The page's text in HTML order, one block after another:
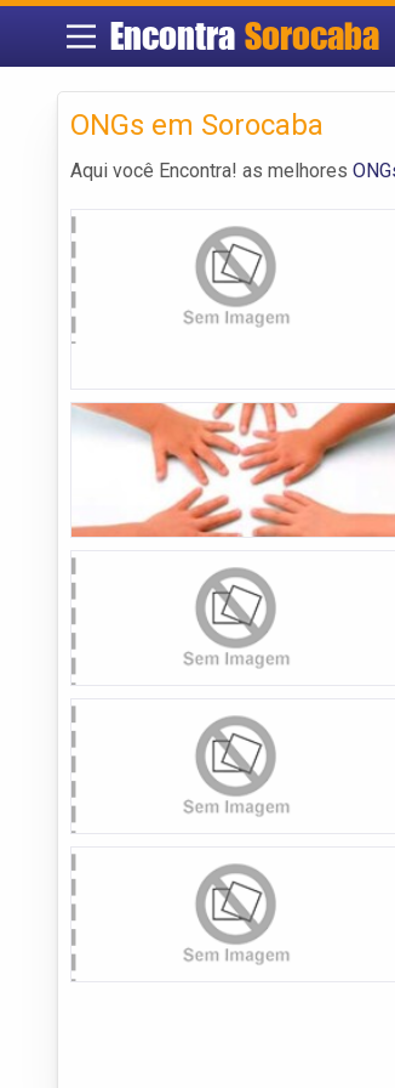
Encontra Sorocaba
ONGs em Sorocaba
Aqui você Encontra! as melhores